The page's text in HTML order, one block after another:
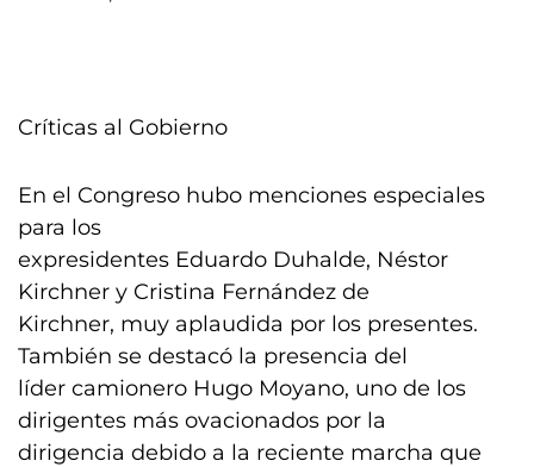
Críticas al Gobierno
En el Congreso hubo menciones especiales
para los
expresidentes Eduardo Duhalde, Néstor
Kirchner y Cristina Fernández de
Kirchner, muy aplaudida por los presentes.
También se destacó la presencia del
líder camionero Hugo Moyano, uno de los
dirigentes más ovacionados por la
dirigencia debido a la reciente marcha que